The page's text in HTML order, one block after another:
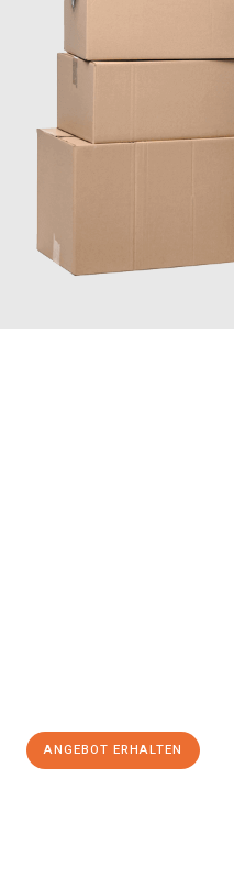
ANGEBOT ERHALTEN